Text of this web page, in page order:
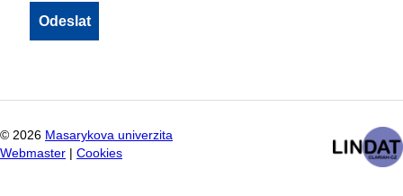
© 2026 Masarykova univerzita
Webmaster
Cookies